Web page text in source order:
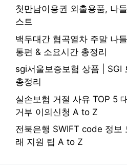
첫만남이용권 외출용품, 나
스트
백두대간 협곡열차 주말 나
통편 & 소요시간 총정리
sgi서울보증보험 상품 | SGI
총정리
실손보험 거절 사유 TOP 5
거부 이의신청 A to Z
전북은행 SWIFT code 정보
래 지원 팁 A to Z